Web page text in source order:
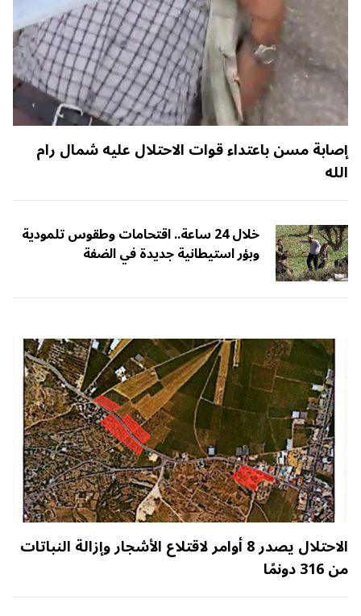
إصابة مسن باعتداء قوات الاحتلال عليه شمال رام
الله
خلال 24 ساعة.. اقتحامات وطقوس تلمودية
وبؤر استيطانية جديدة في الضفة
الاحتلال يصدر 8 أوامر لاقتلاع الأشجار وإزالة النباتات
من 316 دونمًا